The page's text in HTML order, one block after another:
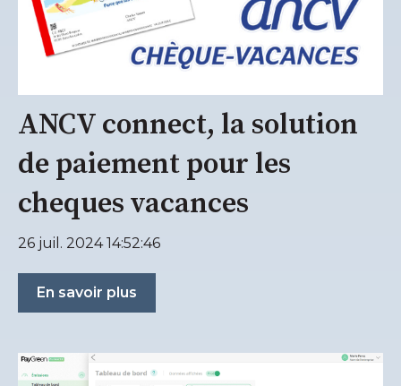
ANCV connect, la solution
de paiement pour les
cheques vacances
26 juil. 2024 14:52:46
En savoir plus